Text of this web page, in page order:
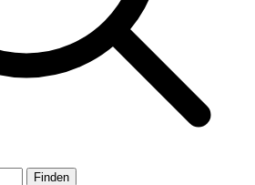
Finden